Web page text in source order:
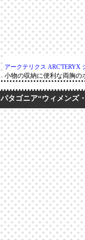
アークテリクス ARC'TERYX
小物の収納に便利な両胸の
パタゴニア“ウィメンズ